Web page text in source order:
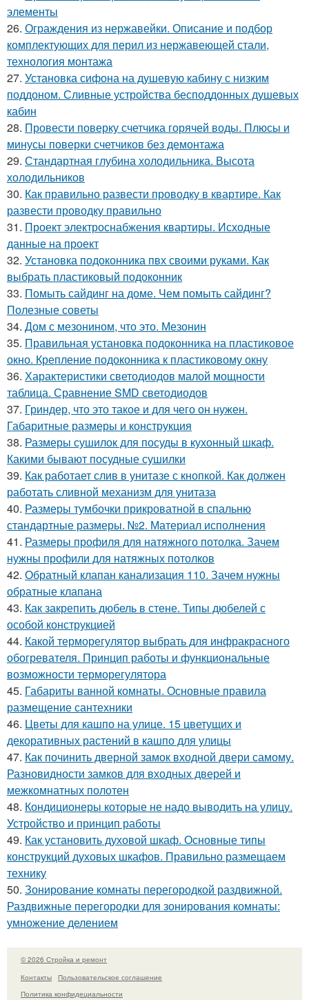
элементы
26. Ограждения из нержавейки. Описание и подбор
комплектующих для перил из нержавеющей стали,
технология монтажа
27. Установка сифона на душевую кабину с низким
поддоном. Сливные устройства бесподдонных душевых
кабин
28. Провести поверку счетчика горячей воды. Плюсы и
минусы поверки счетчиков без демонтажа
29. Стандартная глубина холодильника. Высота
холодильников
30. Как правильно развести проводку в квартире. Как
развести проводку правильно
31. Проект электроснабжения квартиры. Исходные
данные на проект
32. Установка подоконника пвх своими руками. Как
выбрать пластиковый подоконник
33. Помыть сайдинг на доме. Чем помыть сайдинг?
Полезные советы
34. Дом с мезонином, что это. Мезонин
35. Правильная установка подоконника на пластиковое
окно. Крепление подоконника к пластиковому окну
36. Характеристики светодиодов малой мощности
таблица. Сравнение SMD светодиодов
37. Гриндер, что это такое и для чего он нужен.
Габаритные размеры и конструкция
38. Размеры сушилок для посуды в кухонный шкаф.
Какими бывают посудные сушилки
39. Как работает слив в унитазе с кнопкой. Как должен
работать сливной механизм для унитаза
40. Размеры тумбочки прикроватной в спальню
стандартные размеры. №2. Материал исполнения
41. Размеры профиля для натяжного потолка. Зачем
нужны профили для натяжных потолков
42. Обратный клапан канализация 110. Зачем нужны
обратные клапана
43. Как закрепить дюбель в стене. Типы дюбелей с
особой конструкцией
44. Какой терморегулятор выбрать для инфракрасного
обогревателя. Принцип работы и функциональные
возможности терморегулятора
45. Габариты ванной комнаты. Основные правила
размещение сантехники
46. Цветы для кашпо на улице. 15 цветущих и
декоративных растений в кашпо для улицы
47. Как починить дверной замок входной двери самому.
Разновидности замков для входных дверей и
межкомнатных полотен
48. Кондиционеры которые не надо выводить на улицу.
Устройство и принцип работы
49. Как установить духовой шкаф. Основные типы
конструкций духовых шкафов. Правильно размещаем
технику
50. Зонирование комнаты перегородкой раздвижной.
Раздвижные перегородки для зонирования комнаты:
умножение делением
© 2026 Стройка и ремонт
Контакты
Пользовательское соглашение
Политика конфидециальности